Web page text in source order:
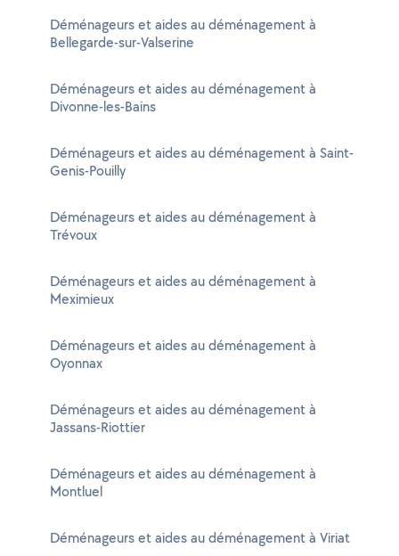
Déménageurs et aides au déménagement à
Bellegarde-sur-Valserine
Déménageurs et aides au déménagement à
Divonne-les-Bains
Déménageurs et aides au déménagement à Saint-
Genis-Pouilly
Déménageurs et aides au déménagement à
Trévoux
Déménageurs et aides au déménagement à
Meximieux
Déménageurs et aides au déménagement à
Oyonnax
Déménageurs et aides au déménagement à
Jassans-Riottier
Déménageurs et aides au déménagement à
Montluel
Déménageurs et aides au déménagement à Viriat